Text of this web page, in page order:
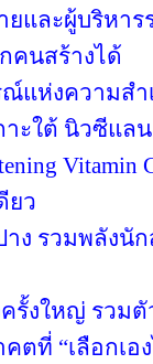
ยและผู้บริหา
คนสร้างได้
แห่งความสำ
ะใต้ นิวซีแล
Vitamin
ยว
าง รวมพลัง
ครั้งใหญ่ รว
ตที่ “เลือกเอ